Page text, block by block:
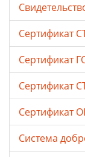
Сертификат
Сертификат
Сертификат
Сертификат
Система